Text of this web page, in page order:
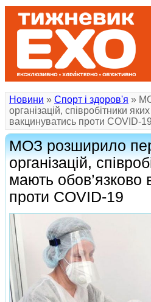
Новини » Спорт і здоров'я »
організацій, співробітники
вакцинуватись проти COVID-19
МОЗ розширило
організацій,
мають обов’язково
проти COVID-19